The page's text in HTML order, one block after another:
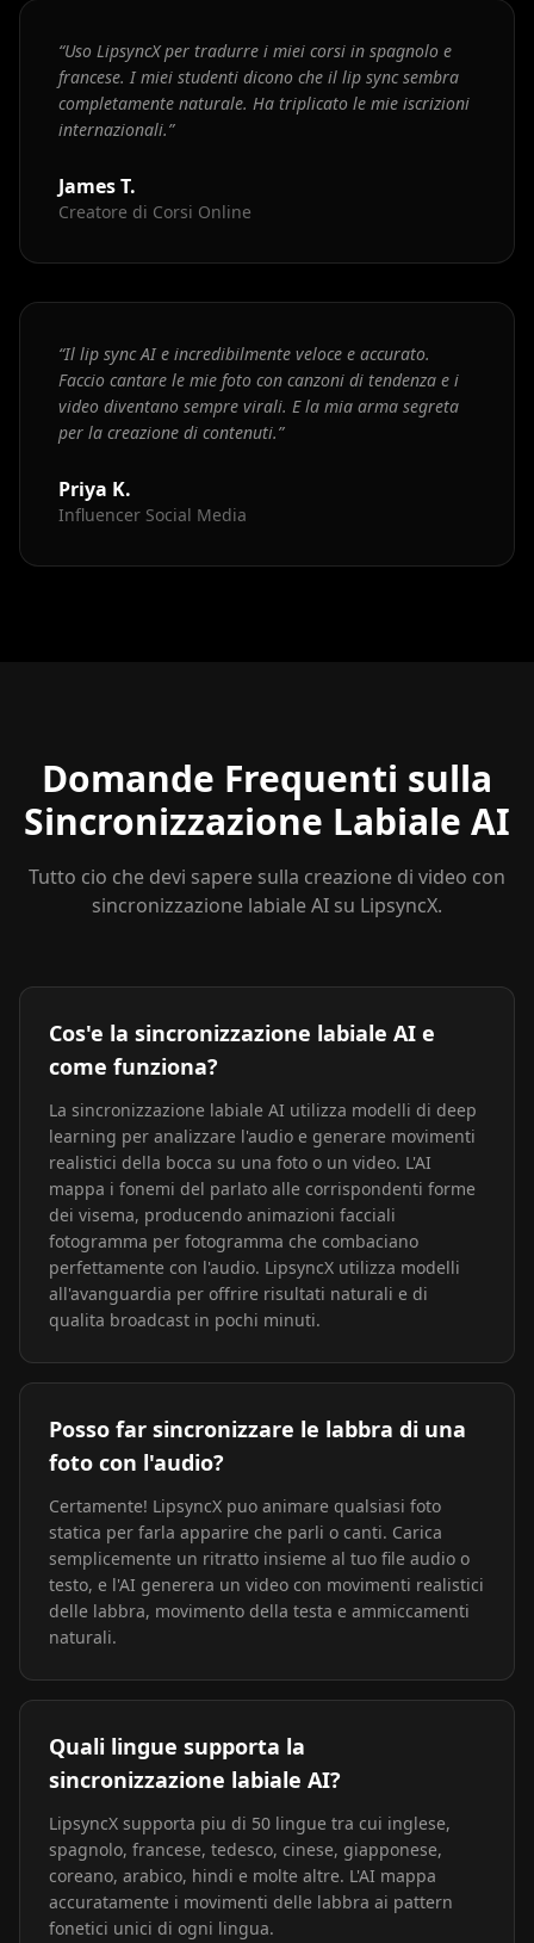
“Uso LipsyncX per tradurre i miei corsi in spagnolo e
francese. I miei studenti dicono che il lip sync sembra
completamente naturale. Ha triplicato le mie iscrizioni
internazionali.”
James T.
Creatore di Corsi Online
“Il lip sync AI e incredibilmente veloce e accurato.
Faccio cantare le mie foto con canzoni di tendenza e i
video diventano sempre virali. E la mia arma segreta
per la creazione di contenuti.”
Priya K.
Influencer Social Media
Domande Frequenti sulla
Sincronizzazione Labiale AI
Tutto cio che devi sapere sulla creazione di video con
sincronizzazione labiale AI su LipsyncX.
Cos'e la sincronizzazione labiale AI e
come funziona?
La sincronizzazione labiale AI utilizza modelli di deep
learning per analizzare l'audio e generare movimenti
realistici della bocca su una foto o un video. L'AI
mappa i fonemi del parlato alle corrispondenti forme
dei visema, producendo animazioni facciali
fotogramma per fotogramma che combaciano
perfettamente con l'audio. LipsyncX utilizza modelli
all'avanguardia per offrire risultati naturali e di
qualita broadcast in pochi minuti.
Posso far sincronizzare le labbra di una
foto con l'audio?
Certamente! LipsyncX puo animare qualsiasi foto
statica per farla apparire che parli o canti. Carica
semplicemente un ritratto insieme al tuo file audio o
testo, e l'AI generera un video con movimenti realistici
delle labbra, movimento della testa e ammiccamenti
naturali.
Quali lingue supporta la
sincronizzazione labiale AI?
LipsyncX supporta piu di 50 lingue tra cui inglese,
spagnolo, francese, tedesco, cinese, giapponese,
coreano, arabico, hindi e molte altre. L'AI mappa
accuratamente i movimenti delle labbra ai pattern
fonetici unici di ogni lingua.